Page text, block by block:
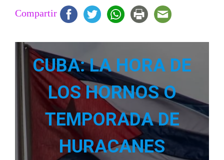
Compartir
CUBA: LA HORA DE
LOS HORNOS O
TEMPORADA DE
HURACANES